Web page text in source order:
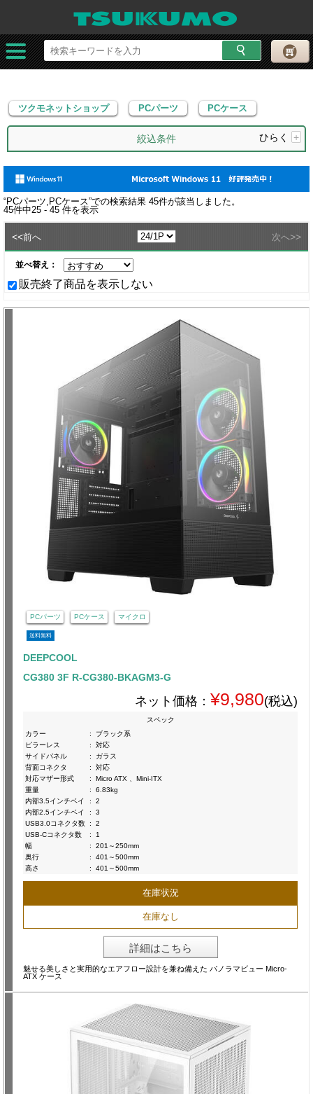
ツクモネットショップ PCパーツ
ツクモネットショップ PCパーツ PCケース
絞込条件 ひらく +
“PCパーツ,PCケース”での検索結果 45件が該当しました。
45件中25 - 45 件を表示
<<前へ 次へ>>
並べ替え：
販売終了商品を表示しない
PCパーツ PCケース マイクロ
送料無料
DEEPCOOL
CG380 3F R-CG380-BKAGM3-G
ネット価格： ¥9,980(税込)
スペック
カラー
:
ブラック系
ピラーレス
:
対応
サイドパネル
:
ガラス
背面コネクタ
:
対応
対応マザー形式
:
Micro ATX 、Mini-ITX
重量
:
6.83kg
内部3.5インチベイ
:
2
内部2.5インチベイ
:
3
USB3.0コネクタ数 :
2
USB-Cコネクタ数
:
1
幅
:
201～250mm
奥行
:
401～500mm
高さ
: 401～500mm
在庫状況
在庫なし
詳細はこちら
魅せる美しさと実用的なエアフロー設計を兼ね備えた パノラマビュー Micro-
ATX ケース